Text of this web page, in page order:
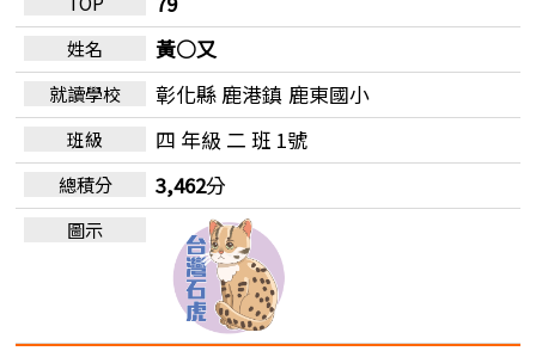
黃○又
彰化縣 鹿港鎮 鹿東國小
四 年級 二 班 1號
3,462分